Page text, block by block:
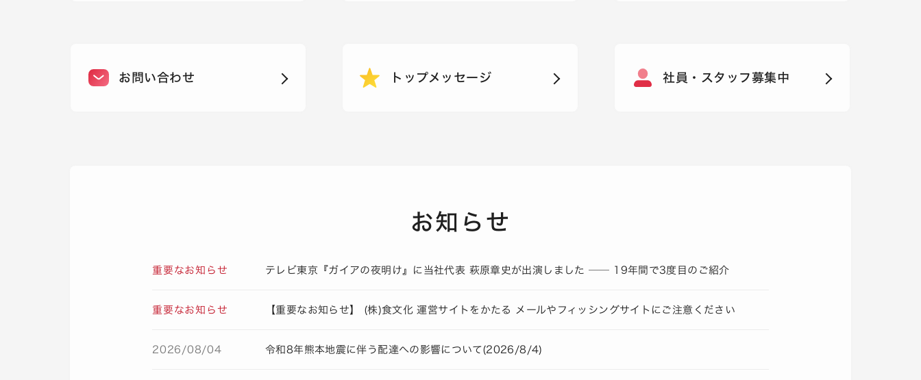
お問い合わせ トップメッセージ 社員・スタッフ募集中
お知らせ
重要なお知らせ テレビ東京『ガイアの夜明け』に当社代表 萩原章史が出演しました ── 19年間で3度目のご紹介
重要なお知らせ 【重要なお知らせ】 (株)食文化 運営サイトをかたる メールやフィッシングサイトにご注意ください
2026/08/04 令和8年熊本地震に伴う配達への影響について(2026/8/4)